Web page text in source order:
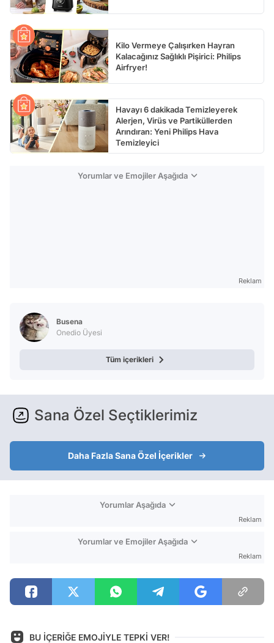
Kilo Vermeye Çalışırken Hayran
Kalacağınız Sağlıklı Pişirici: Philips
Airfryer!
Havayı 6 dakikada Temizleyerek
Alerjen, Virüs ve Partiküllerden
Arındıran: Yeni Philips Hava
Temizleyici
Yorumlar ve Emojiler Aşağıda
Reklam
Busena
Onedio Üyesi
Tüm içerikleri
Sana Özel Seçtiklerimiz
Daha Fazla Sana Özel İçerikler
Yorumlar Aşağıda
Reklam
Yorumlar ve Emojiler Aşağıda
Reklam
BU İÇERİĞE EMOJİYLE TEPKİ VER!